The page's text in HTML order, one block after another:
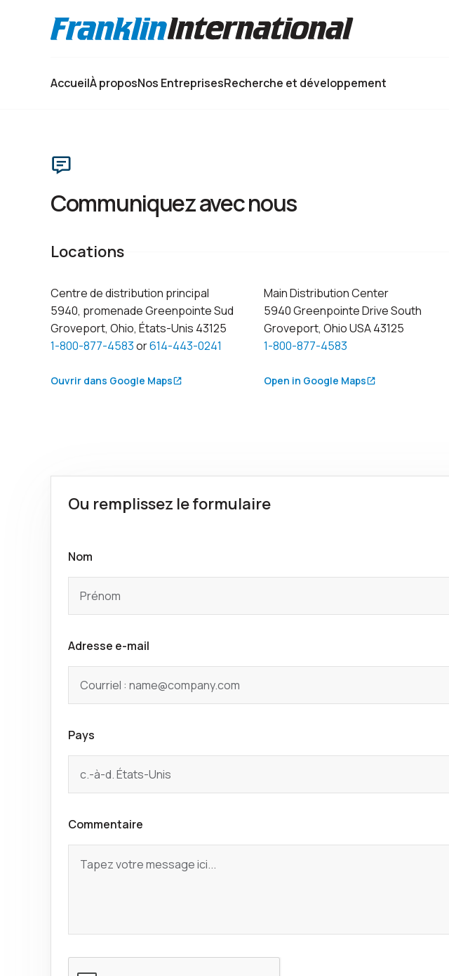
Sélectionnez votre langue :
AccueilÀ proposNos EntreprisesRecherche et développement
Communiquez avec nous
Locations
Centre de distribution principal
5940, promenade Greenpointe Sud
Groveport, Ohio, États-Unis 43125
1-800-877-4583or614-443-0241
Ouvrir dans Google Maps
Main Distribution Center
5940 Greenpointe Drive South
Groveport, Ohio USA 43125
1-800-877-4583
Open in Google Maps
Ou remplissez le formulaire
Nom
Adresse e-mail
Pays
Commentaire